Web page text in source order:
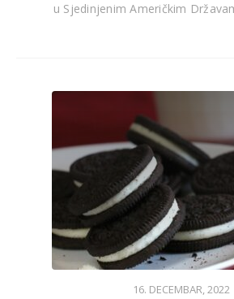
u Sjedinjenim Američkim
16. DECEMBAR, 2022